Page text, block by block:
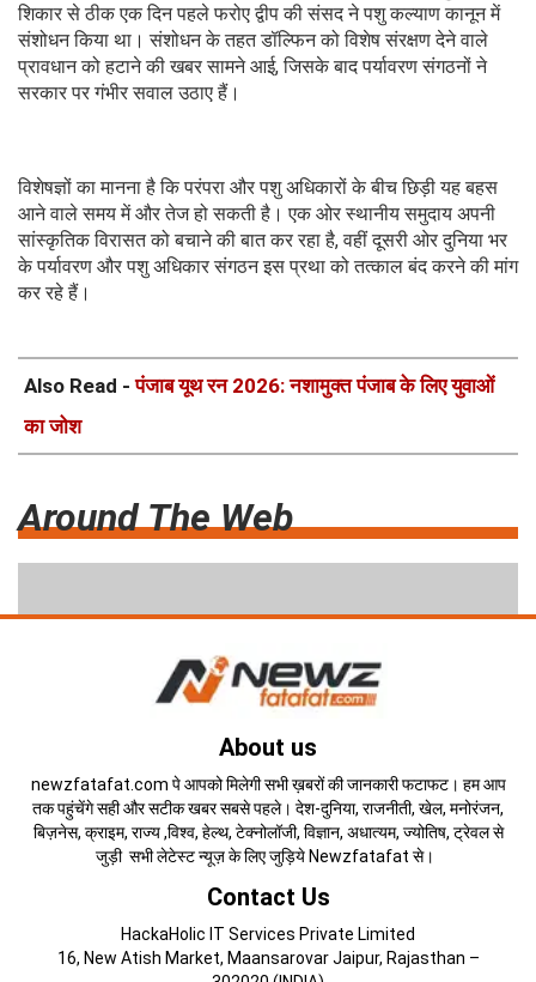
शिकार से ठीक एक दिन पहले फरोए द्वीप की संसद ने पशु कल्याण कानून में
संशोधन किया था। संशोधन के तहत डॉल्फिन को विशेष संरक्षण देने वाले
प्रावधान को हटाने की खबर सामने आई, जिसके बाद पर्यावरण संगठनों ने
सरकार पर गंभीर सवाल उठाए हैं।
विशेषज्ञों का मानना है कि परंपरा और पशु अधिकारों के बीच छिड़ी यह बहस
आने वाले समय में और तेज हो सकती है। एक ओर स्थानीय समुदाय अपनी
सांस्कृतिक विरासत को बचाने की बात कर रहा है, वहीं दूसरी ओर दुनिया भर
के पर्यावरण और पशु अधिकार संगठन इस प्रथा को तत्काल बंद करने की मांग
कर रहे हैं।
Also Read -पंजाब यूथ रन 2026: नशामुक्त पंजाब के लिए युवाओं
का जोश
Around The Web
About us
newzfatafat.com पे आपको मिलेगी सभी ख़बरों की जानकारी फटाफट। हम आप
तक पहुंचेंगे सही और सटीक खबर सबसे पहले। देश-दुनिया, राजनीती, खेल, मनोरंजन,
बिज़नेस, क्राइम, राज्य ,विश्व, हेल्थ, टेक्नोलॉजी, विज्ञान, अधात्यम, ज्योतिष, ट्रेवल से
जुड़ी सभी लेटेस्ट न्यूज़ के लिए जुड़िये Newzfatafat से।
Contact Us
HackaHolic IT Services Private Limited
16, New Atish Market, Maansarovar Jaipur, Rajasthan –